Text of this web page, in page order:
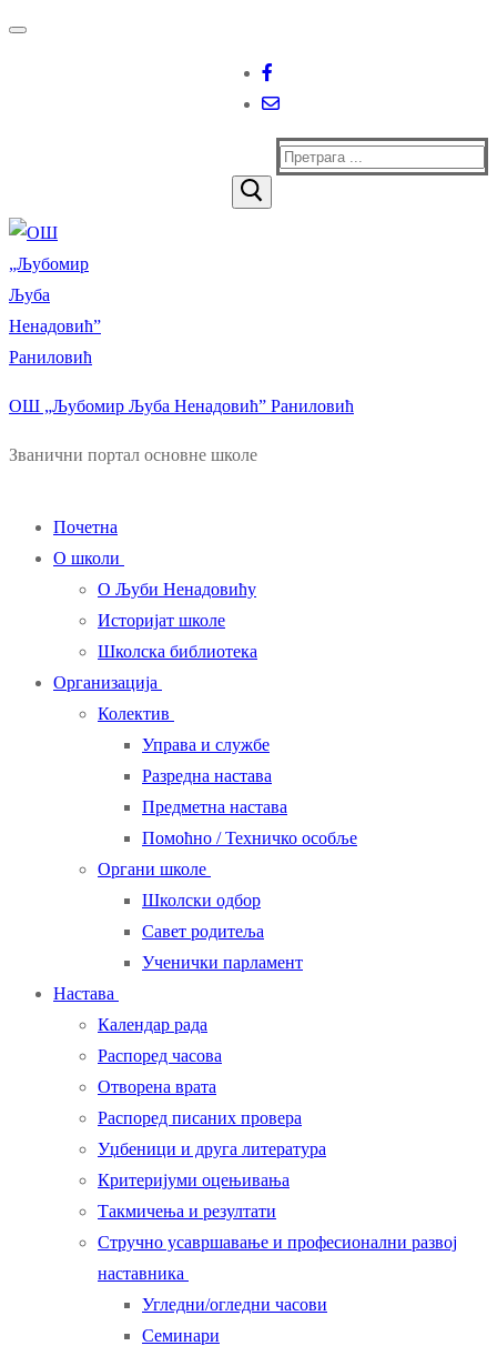
Прескочи
Изборник
Затворити
Тражи
ОШ „Љубомир Љуба Ненадовић” Раниловић
Званични портал основне школе
Почетна
О школи
О Љуби Ненадовићу
Историјат школе
Школска библиотека
Организација
Колектив
Управа и службе
Разредна настава
Предметна настава
Помоћно / Техничко особље
Органи школе
Школски одбор
Савет родитеља
Ученички парламент
Настава
Календар рада
Распоред часова
Отворена врата
Распоред писаних провера
Уџбеници и друга литература
Критеријуми оцењивања
Такмичења и резултати
Стручно усавршавање и професионални развој
наставника
Угледни/огледни часови
Семинари